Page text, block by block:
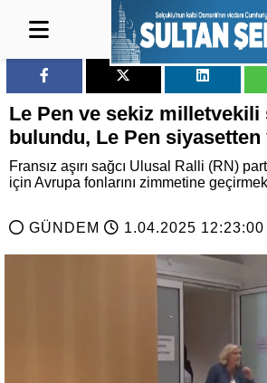
Le Pen ve sekiz milletvekili
bulundu, Le Pen siyasetten
Fransız aşırı sağcı Ulusal Ralli (RN)
için Avrupa fonlarını zimmetine
GÜNDEM 1.04.2025 12:23:00